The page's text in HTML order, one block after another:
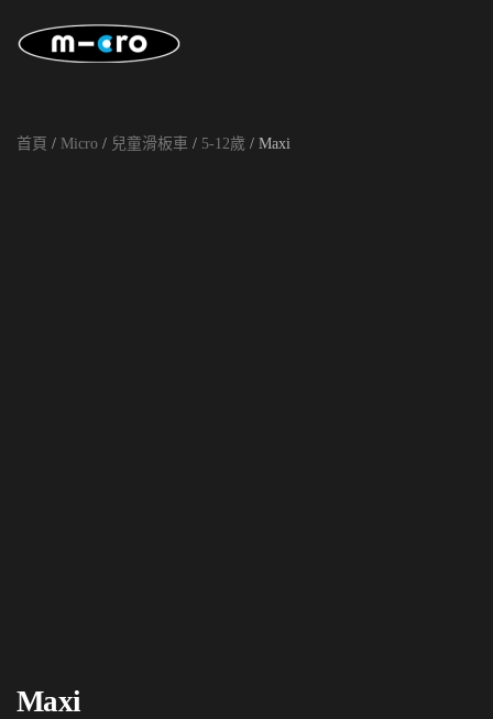
Skip to main content
首頁 / Micro / 兒童滑板車 / 5-12歲 / Maxi
Maxi